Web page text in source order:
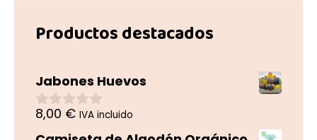
Productos destacados
Jabones Huevos
0
8,00 € IVA incluido